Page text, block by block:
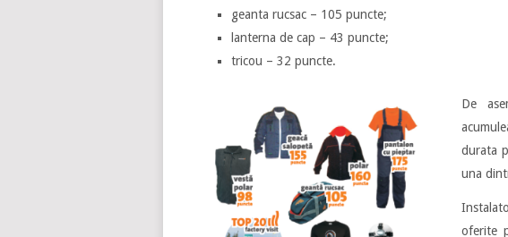
geanta rucsac – 105 puncte;
lanterna de cap – 43 puncte;
tricou – 32 puncte.
De
durata
una
oferite